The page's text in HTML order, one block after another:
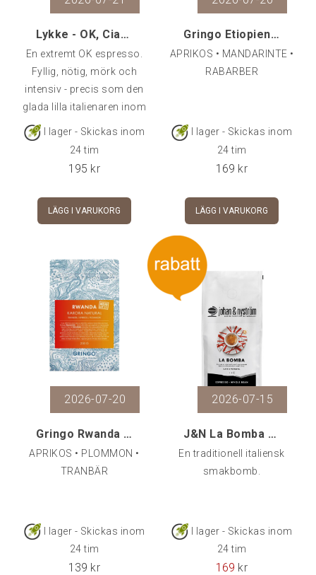
Lykke - OK, Ciao!, 500 g
En extremt OK espresso.
Fyllig, nötig, mörk och
intensiv - precis som den
glada lilla italienaren inom
dig.70% Arabica från
Lykkes gård "Caparo" i
I lager - Skickas inom
24 tim
195 kr
LÄGG I VARUKORG
Gringo Etiopien Shakiso Hadeso, 250 g
APRIKOS • MANDARINTE •
RABARBER
I lager - Skickas inom
24 tim
169 kr
LÄGG I VARUKORG
2026-07-20
Gringo Rwanda Karora Natural, 250 g
APRIKOS • PLOMMON •
TRANBÄR
I lager - Skickas inom
24 tim
139 kr
2026-07-15
J&N La Bomba Espresso 500 gr
En traditionell italiensk
smakbomb.
I lager - Skickas inom
24 tim
169 kr